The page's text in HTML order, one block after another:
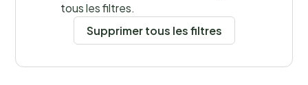
tous les filtres.
Supprimer tous les filtres